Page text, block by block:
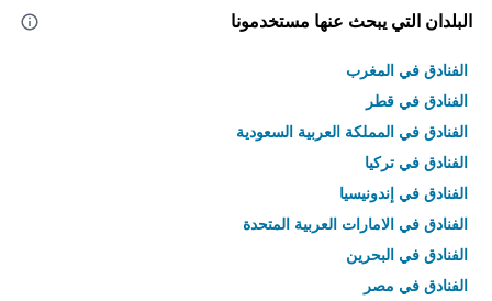
البلدان التي يبحث عنها مستخدمونا
الفنادق في المغرب
الفنادق في قطر
الفنادق في المملكة العربية السعودية
الفنادق في تركيا
الفنادق في إندونيسيا
الفنادق في الامارات العربية المتحدة
الفنادق في البحرين
الفنادق في مصر